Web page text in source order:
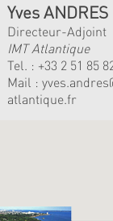
Yves ANDRES
Directeur-Adjoint
IMT Atlantique
Tel. : +33 2 51 85
Mail :
atlantique.fr